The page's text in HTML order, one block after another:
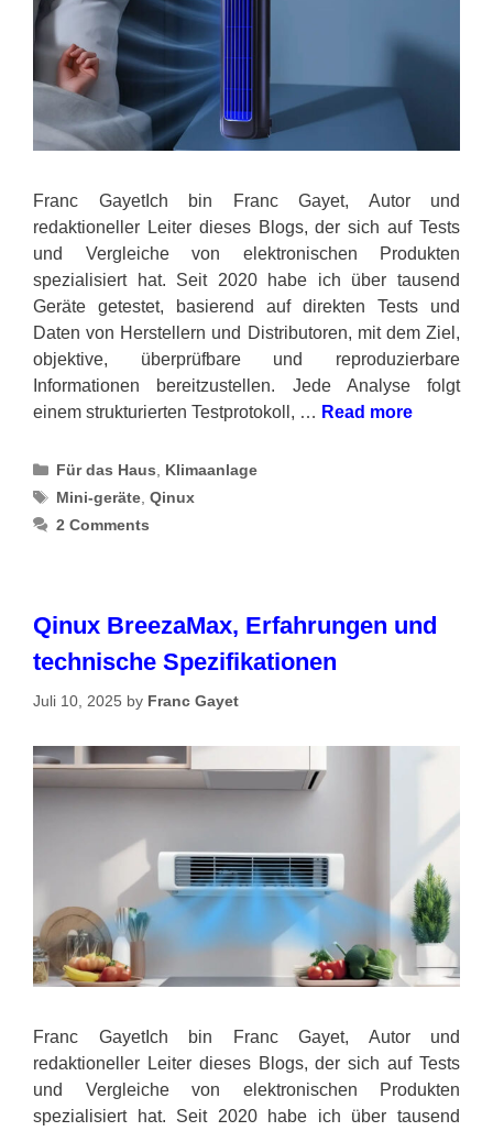
Franc GayetIch bin Franc Gayet, Autor und
redaktioneller Leiter dieses Blogs, der sich auf Tests
und Vergleiche von elektronischen Produkten
spezialisiert hat. Seit 2020 habe ich über tausend
Geräte getestet, basierend auf direkten Tests und
Daten von Herstellern und Distributoren, mit dem Ziel,
objektive, überprüfbare und reproduzierbare
Informationen bereitzustellen. Jede Analyse folgt
einem strukturierten Testprotokoll, … Read more
Categories
Für das Haus
Klimaanlage
Tags
Mini-geräte ,Qinux
2 Comments
Qinux BreezaMax, Erfahrungen und
technische Spezifikationen
Juli 10, 2025 by Franc Gayet
Franc GayetIch bin Franc Gayet, Autor und
redaktioneller Leiter dieses Blogs, der sich auf Tests
und Vergleiche von elektronischen Produkten
spezialisiert hat. Seit 2020 habe ich über tausend